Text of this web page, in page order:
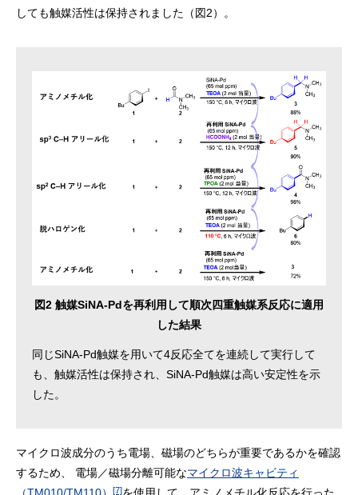
しても触媒活性は保持されました（図2）。
図2 触媒SiNA-Pdを再利用して順次四重触媒系反応に適用
した結果
同じSiNA-Pd触媒を用いて4反応全てを連続して実行して
も、触媒活性は保持され、SiNA-Pd触媒は高い安定性を示
した。
マイクロ波成分のうち電場、磁場のどちらが重要であるかを確認
するため、 電場／磁場分離可能なマイクロ波キャビティ
[7]